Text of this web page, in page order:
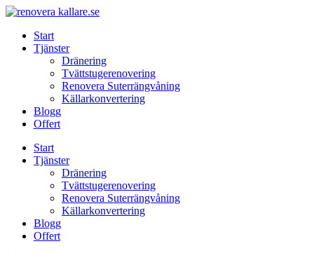
Skip
contentStart
Tjänster
Dränering
Tvättstugerenovering
Renovera Suterrängvåning
Källarkonvertering
Blogg
Offert
Start
Tjänster
Dränering
Tvättstugerenovering
Renovera Suterrängvåning
Källarkonvertering
Blogg
Offert